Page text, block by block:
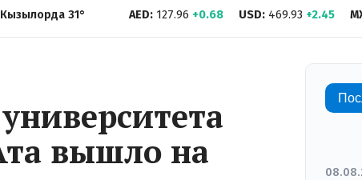
Кызылорда 31° AED: 127.96 +0.68 USD: 469.93 +2.45
вышло на